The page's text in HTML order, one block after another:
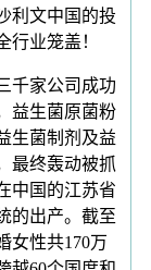
利文中国的投
行业笼盖！
家公司成功
益生菌原菌粉
生菌制剂及益
最终轰动被抓
中国的江苏省
的出产。截至
女性共170万